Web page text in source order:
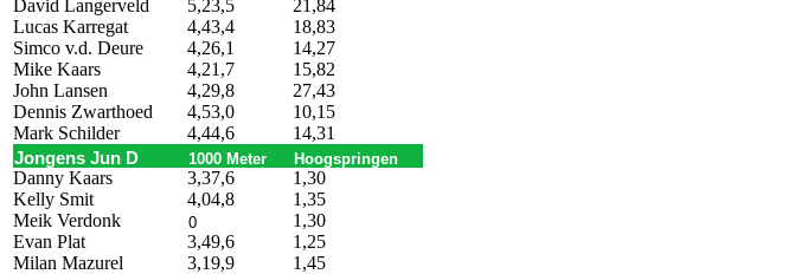
David Langerveld
5,23,5
21,84
Lucas Karregat
4,43,4
18,83
Simco v.d. Deure
4,26,1
14,27
Mike Kaars
4,21,7
15,82
John Lansen
4,29,8
27,43
Dennis Zwarthoed
4,53,0
10,15
Mark Schilder
4,44,6 14,31
Jongens Jun D 1000 Meter Hoogspringen
Danny Kaars 3,37,6
1,30
Kelly Smit
4,04,8
1,35
Meik Verdonk
0
1,30
Evan Plat
3,49,6
1,25
Milan Mazurel
3,19,9 1,45